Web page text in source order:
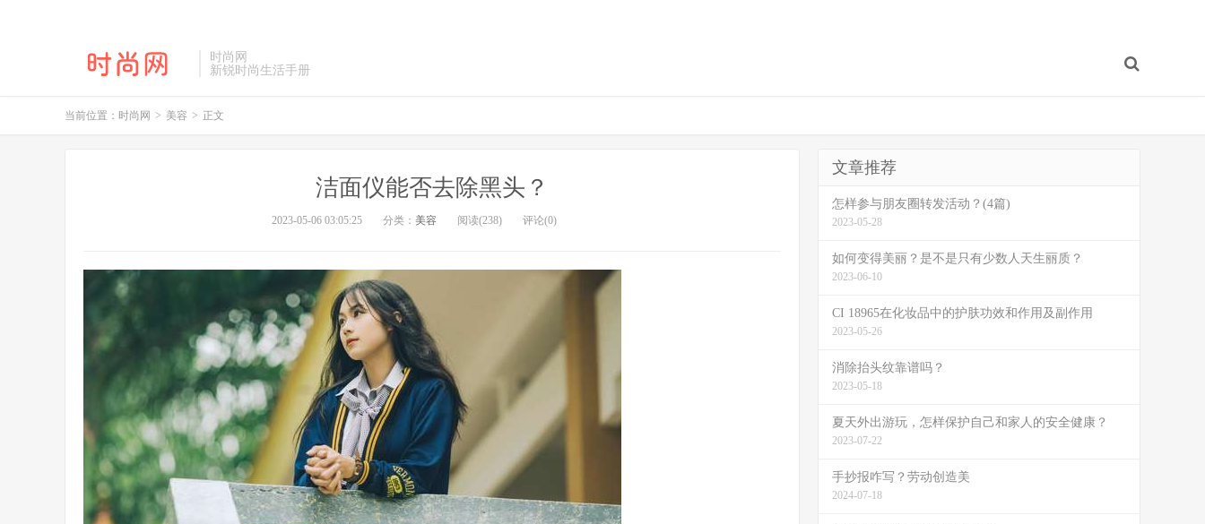
时尚网
新锐时尚生活手册
当前位置： 时尚网 > 美容 > 正文
洁面仪能否去除黑头？
2023-05-06 03:05:25 分类： 美容 阅读(238) 评论(0)
文章推荐
怎样参与朋友圈转发活动？(4篇)
2023-05-28
如何变得美丽？是不是只有少数人天生丽质？
2023-06-10
CI 18965在化妆品中的护肤功效和作用及副作用
2023-05-26
消除抬头纹靠谱吗？
2023-05-18
夏天外出游玩，怎样保护自己和家人的安全健康？
2023-07-22
手抄报咋写？劳动创造美
2024-07-18